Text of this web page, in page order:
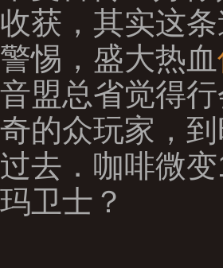
获，其实这
惕，盛大热血
盟总省觉得
的众玩家，
去．咖啡微
卫士？